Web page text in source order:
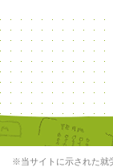
※当サイトに示された就